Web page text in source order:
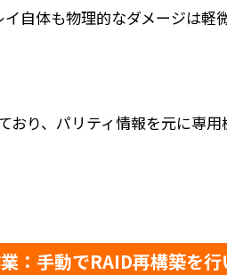
自体も物理的なダメージは
り、パリティ情報を元に専
手動でRAID再構築を